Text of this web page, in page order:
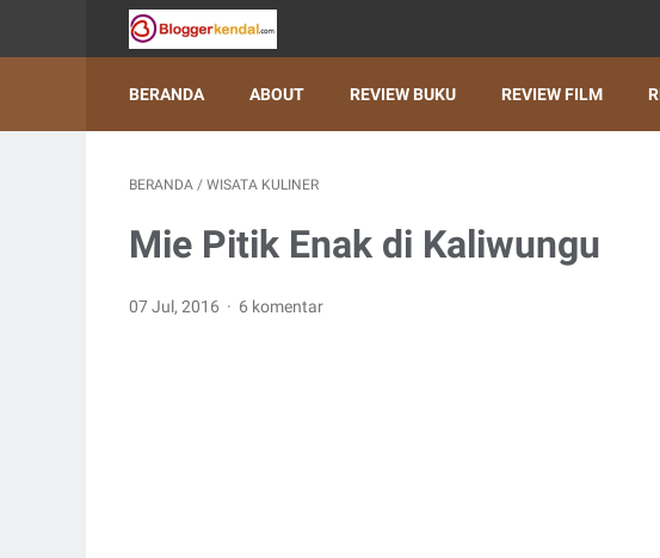
BERANDA ABOUT REVIEW BUKU REVIEW FILM
BERANDA / WISATA KULINER
Mie Pitik Enak di Kaliwungu
07 Jul, 2016 6 komentar